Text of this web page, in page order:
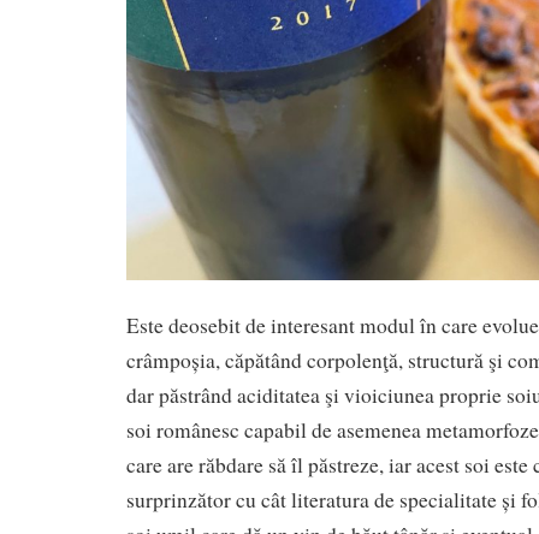
Este deosebit de interesant modul în care
crâmpoșia, căpătând corpolenţă, structură şi
dar păstrând aciditatea şi vioiciunea proprie
soi românesc capabil de asemenea
care are răbdare să îl păstreze, iar acest soi este
surprinzător cu cât literatura de specialitate și